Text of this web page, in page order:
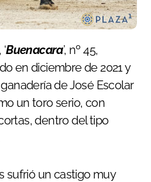
Buenacara’, nº 45,
en diciembre de 2021 y
de José Escolar
un toro serio, con
dentro del tipo
sufrió un castigo muy